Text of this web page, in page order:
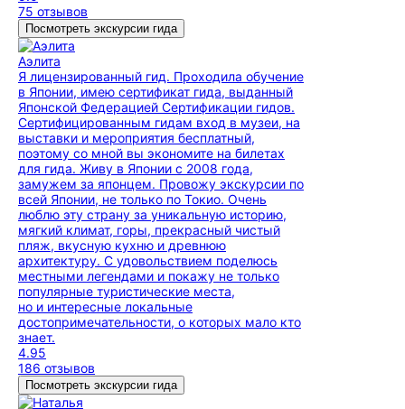
75 отзывов
Посмотреть экскурсии гида
Аэлита
Я лицензированный гид. Проходила обучение
в Японии, имею сертификат гида, выданный
Японской Федерацией Сертификации гидов.
Сертифицированным гидам вход в музеи, на
выставки и мероприятия бесплатный,
поэтому со мной вы экономите на билетах
для гида. Живу в Японии с 2008 года,
замужем за японцем. Провожу экскурсии по
всей Японии, не только по Токио. Очень
люблю эту страну за уникальную историю,
мягкий климат, горы, прекрасный чистый
пляж, вкусную кухню и древнюю
архитектуру. С удовольствием поделюсь
местными легендами и покажу не только
популярные туристические места,
но и интересные локальные
достопримечательности, о которых мало кто
знает.
4.95
186 отзывов
Посмотреть экскурсии гида